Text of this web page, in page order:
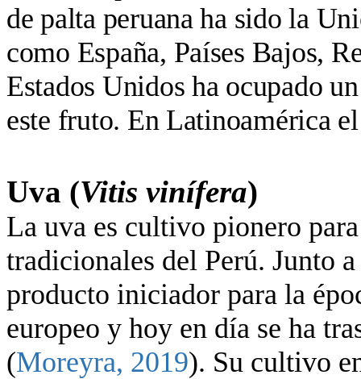
de palta peruana ha sido la
como España, Países Bajos,
Estados Unidos ha ocupado
este fruto. En Latinoamérica
Uva (Vitis vinífera)
La uva es cultivo pionero
tradicionales del Perú. Junto
producto iniciador para la
europeo y hoy en día se ha
(Moreyra, 2019). Su cultivo